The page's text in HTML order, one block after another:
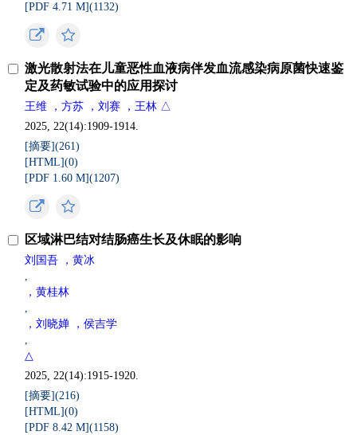
[PDF 4.71 M](1132)
激光散射法在儿童恶性血液病伴发血流感染病原菌快速鉴
定及药敏试验中的应用探讨
王维 ，方苏 ，刘赛 ，王林 △
2025, 22(14):1909-1914.
[摘要](261)
[HTML](0)
[PDF 1.60 M](1207)
区域淋巴结对结肠癌生长及休眠的影响
刘国吾 ，黄冰
,
，黄桂林
,
，刘晓婵 ，侯吉学
,
△
2025, 22(14):1915-1920.
[摘要](216)
[HTML](0)
[PDF 8.42 M](1158)